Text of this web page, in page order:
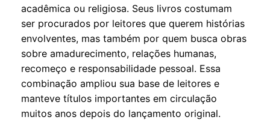
acadêmica ou religiosa. Seus livros costumam
ser procurados por leitores que querem histórias
envolventes, mas também por quem busca obras
sobre amadurecimento, relações humanas,
recomeço e responsabilidade pessoal. Essa
combinação ampliou sua base de leitores e
manteve títulos importantes em circulação
muitos anos depois do lançamento original.